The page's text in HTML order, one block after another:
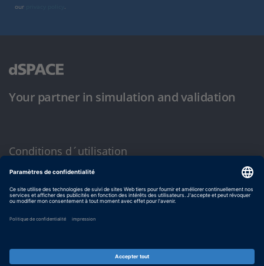
our
Your partner in simulation and validation
Conditions d´utilisation
Politique de confidentialité
Mentions légales et conditions générales